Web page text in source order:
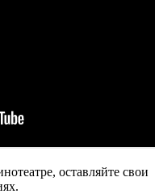
оставляйте свои